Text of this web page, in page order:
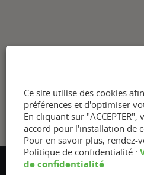
Flexfuel Energy Development
Ce site utilise des cookies
préférences et d'optimiser
En cliquant sur
accord pour l'installation de
Pour en savoir plus, rendez-
Politique de confidentialité :
de confidentialité